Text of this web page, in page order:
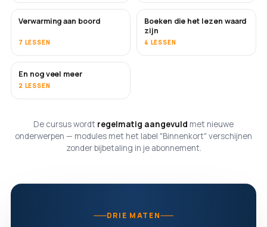
BINNENKORT
Verwarming aan boord
7 LESSEN
BINNENKORT
Boeken die het lezen waard
zijn
4 LESSEN
BINNENKORT
En nog veel meer
2 LESSEN
De cursus wordt regelmatig aangevuld met nieuwe
onderwerpen — modules met het label "Binnenkort" verschijnen
zonder bijbetaling in je abonnement.
DRIE MATEN